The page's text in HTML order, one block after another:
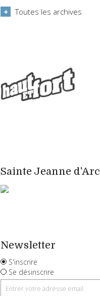
Toutes les archives
Sainte Jeanne d'Arc
Newsletter
S'inscrire
Se désinscrire